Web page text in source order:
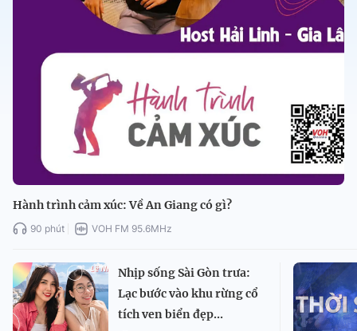
Hành trình cảm xúc: Về An Giang có gì?
90 phút VOH FM 95.6MHz
Nhịp sống Sài Gòn trưa:
Lạc bước vào khu rừng cổ
tích ven biển đẹp...